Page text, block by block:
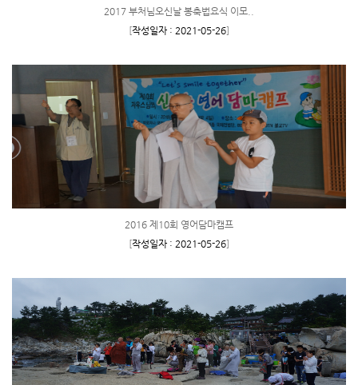
2017 부처님오신날 봉축법요식 이모..
[작성일자 : 2021-05-26]
2016 제10회 영어담마캠프
[작성일자 : 2021-05-26]